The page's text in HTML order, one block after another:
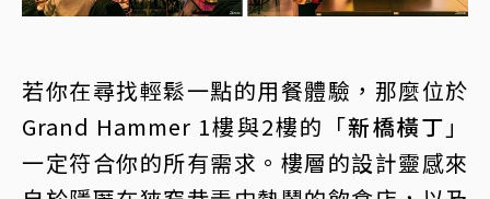
若你在尋找輕鬆一點的用餐體驗，那麼位於
Grand Hammer 1樓與2樓的「新橋橫丁 」
一定符合你的所有需求。樓層的設計靈感來